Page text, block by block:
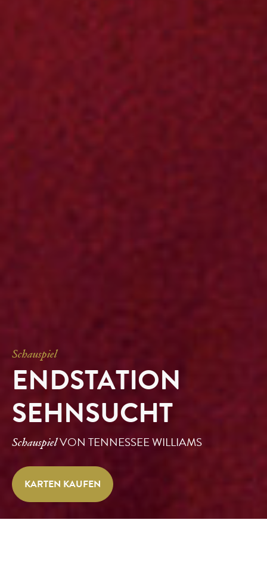
Schauspiel
ENDSTATION
SEHNSUCHT
SchauspielVON TENNESSEE WILLIAMS
KARTEN KAUFEN